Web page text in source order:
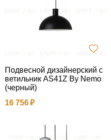
Подвесной дизайнерский с
ветильник AS41Z By Nemo
(черный)
16 756